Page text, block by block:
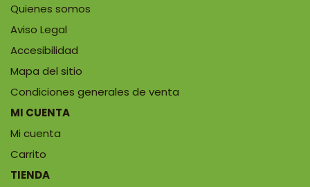
Quienes somos
Aviso Legal
Accesibilidad
Mapa del sitio
Condiciones generales de venta
MI CUENTA
Mi cuenta
Carrito
TIENDA